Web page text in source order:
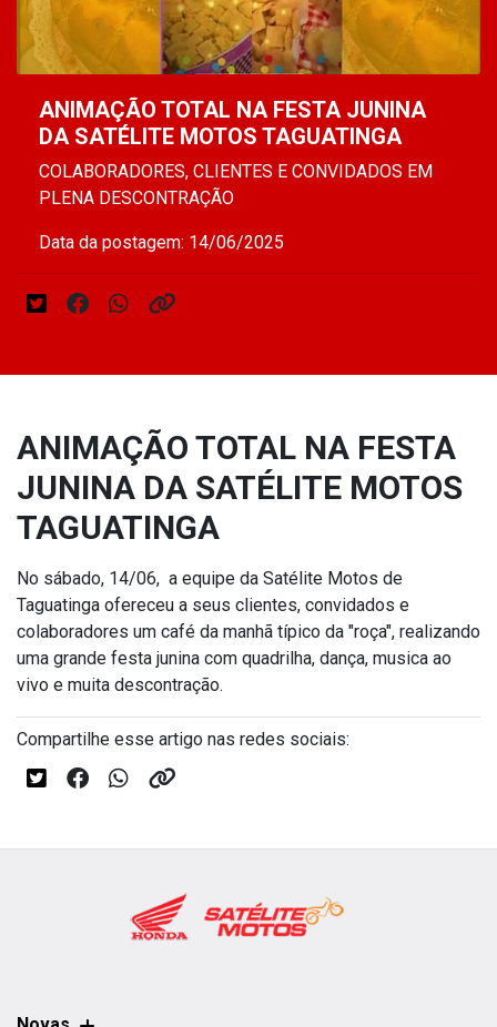
ANIMAÇÃO TOTAL NA FESTA JUNINA
DA SATÉLITE MOTOS TAGUATINGA
COLABORADORES, CLIENTES E CONVIDADOS EM
PLENA DESCONTRAÇÃO
Data da postagem: 14/06/2025
ANIMAÇÃO TOTAL NA FESTA
JUNINA DA SATÉLITE MOTOS
TAGUATINGA
No sábado, 14/06, a equipe da Satélite Motos de
Taguatinga ofereceu a seus clientes, convidados e
colaboradores um café da manhã típico da "roça", realizando
uma grande festa junina com quadrilha, dança, musica ao
vivo e muita descontração.
Compartilhe esse artigo nas redes sociais: